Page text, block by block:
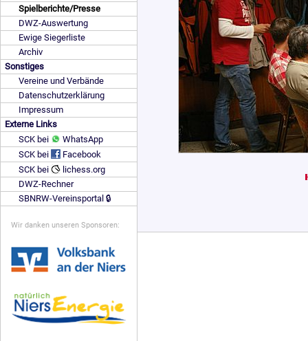
Spielberichte/Presse
DWZ-Auswertung
Ewige Siegerliste
Archiv
Sonstiges
Vereine und Verbände
Datenschutzerklärung
Impressum
Externe Links
SCK bei
WhatsApp
SCK bei
Facebook
SCK bei
lichess.org
DWZ-Rechner
SBNRW-Vereinsportal 🔒
Wir danken unseren Sponsoren: